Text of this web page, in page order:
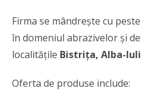
Firma se mândrește cu
în domeniul abrazivelor și
localităţile Bistriţa, Alba-
Oferta de produse include: